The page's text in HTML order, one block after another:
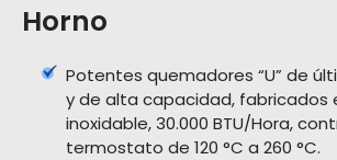
Horno
Potentes quemadores “U” de
y de alta capacidad, fabricados
inoxidable, 30.000 BTU/Hora,
termostato de 120 °C a 260 °C.